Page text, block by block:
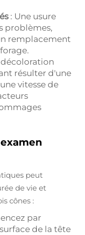
: Une usure
problèmes,
remplacement
décoloration
résulter d'une
vitesse de
peut
de vie et
cônes :
par
de la tête